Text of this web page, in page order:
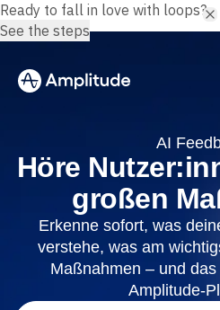
Plattform
KI
Amplitude AI
AI Feedback
Lösungen
AI
Höre
großen
Erkenne sofort, was
verstehe, was am
Maßnahmen – und
Amplitude-
Ready to fall in love with loops?
See the steps